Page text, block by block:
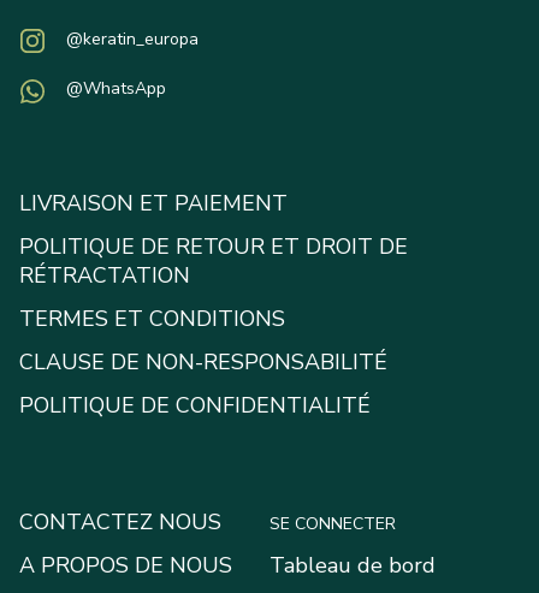
@keratin_europa
@WhatsApp
LIVRAISON ET PAIEMENT
POLITIQUE DE RETOUR ET DROIT DE
RÉTRACTATION
TERMES ET CONDITIONS
CLAUSE DE NON-RESPONSABILITÉ
POLITIQUE DE CONFIDENTIALITÉ
CONTACTEZ NOUS
A PROPOS DE NOUS
SE CONNECTER
Tableau de bord